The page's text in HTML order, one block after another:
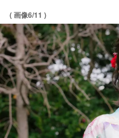
( 画像6/11 )